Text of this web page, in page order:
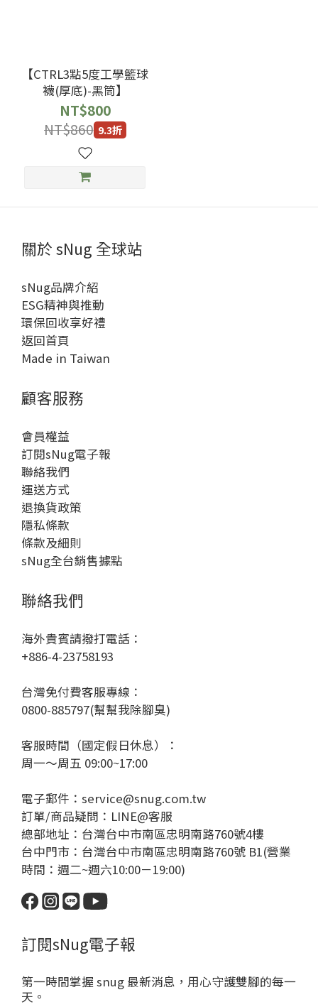
【CTRL3點5度工學籃球
襪(厚底)-黑筒】
NT$800
NT$860 9.3折
關於 sNug 全球站
sNug品牌介紹
ESG精神與推動
環保回收享好禮
返回首頁
Made in Taiwan
顧客服務
會員權益
訂閱sNug電子報
聯絡我們
運送方式
退換貨政策
隱私條款
條款及細則
sNug全台銷售據點
聯絡我們
海外貴賓請撥打電話：
+886-4-23758193
台灣免付費客服專線：
0800-885797(幫幫我除腳臭)
客服時間（國定假日休息）：
周一～周五 09:00~17:00
電子郵件：service@snug.com.tw
訂單/商品疑問： LINE@客服
總部地址：台灣台中市南區忠明南路760號4樓
台中門市：台灣台中市南區忠明南路760號 B1(營業
時間：週二~週六10:00－19:00)
訂閱sNug電子報
第一時間掌握 snug 最新消息，用心守護雙腳的每一
天。